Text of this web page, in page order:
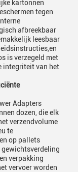
kartonnen
tegen
afbreekbaar
leesbaar
is verzegeld met
integriteit van het
Adapters
dozen, die elk
verzendvolume
te
op pallets
verpakking
vervoer worden